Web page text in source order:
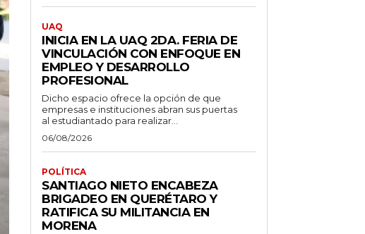
UAQ
INICIA EN LA UAQ 2DA. FERIA DE
VINCULACIÓN CON ENFOQUE EN
EMPLEO Y DESARROLLO
PROFESIONAL
Dicho espacio ofrece la opción de que
empresas e instituciones abran sus puertas
al estudiantado para realizar...
06/08/2026
POLÍTICA
SANTIAGO NIETO ENCABEZA
BRIGADEO EN QUERÉTARO Y
RATIFICA SU MILITANCIA EN
MORENA